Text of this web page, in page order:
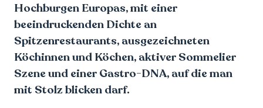
Hochburgen Europas, mit einer
beeindruckenden Dichte an
Spitzenrestaurants, ausgezeichneten
Köchinnen und Köchen, aktiver Sommelier
Szene und einer Gastro-DNA, auf die man
mit Stolz blicken darf.